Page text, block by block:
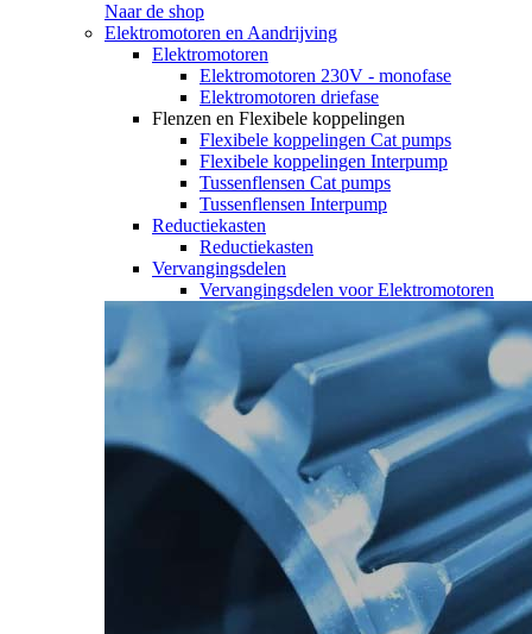
Naar de shop
Elektromotoren en Aandrijving
Elektromotoren
Elektromotoren 230V - monofase
Elektromotoren driefase
Flenzen en Flexibele koppelingen
Flexibele koppelingen Cat pumps
Flexibele koppelingen Interpump
Tussenflensen Cat pumps
Tussenflensen Interpump
Reductiekasten
Reductiekasten
Vervangingsdelen
Vervangingsdelen voor Elektromotoren